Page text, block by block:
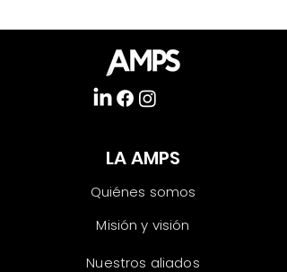
LA AMPS
Quiénes somos
Misión y visión
Nuestros aliados